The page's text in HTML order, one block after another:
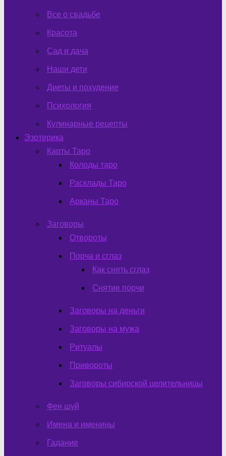
Все о свадьбе
Красота
Сад и дача
Наши дети
Диеты и похудение
Психология
Кулинарные рецепты
Эзотерика
Карты Таро
Колоды таро
Расклады Таро
Арканы Таро
Заговоры
Отвороты
Порча и сглаз
Как снять сглаз
Снятие порчи
Заговоры на деньги
Заговоры на мужа
Ритуалы
Привороты
Заговоры сибирской целительницы
Фен шуй
Имена и именины
Гадание